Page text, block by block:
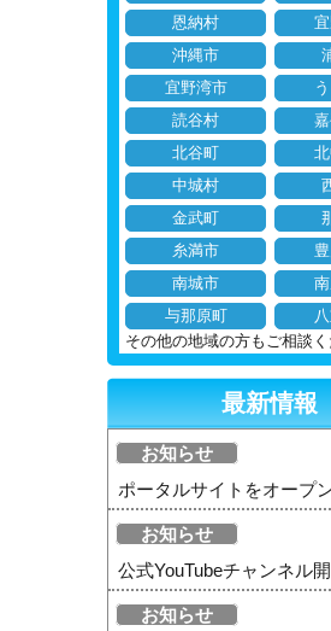
恩納村
沖縄市
宜野湾市
読谷村
嘉
北谷町
中城村
金武町
糸満市
南城市
南
与那原町
八
その他の地域の方もご相談く
最新情報
お知らせ
ポータルサイトをオープ
お知らせ
公式YouTubeチャンネル
お知らせ